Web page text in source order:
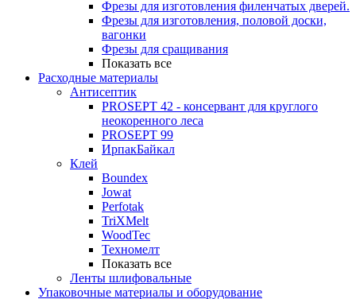
Фрезы для изготовления филенчатых дверей.
Фрезы для изготовления, половой доски,
вагонки
Фрезы для сращивания
Показать все
Расходные материалы
Антисептик
PROSEPT 42 - консервант для круглого
неокоренного леса
PROSEPT 99
ИрпакБайкал
Клей
Boundex
Jowat
Perfotak
TriXMelt
WoodTec
Техномелт
Показать все
Ленты шлифовальные
Упаковочные материалы и оборудование